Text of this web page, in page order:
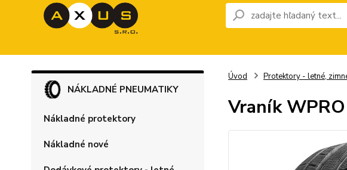
NÁKLADNÉ PNEUMATIKY
Nákladné protektory
Nákladné nové
Úvod Protektory - letné,
Vraník